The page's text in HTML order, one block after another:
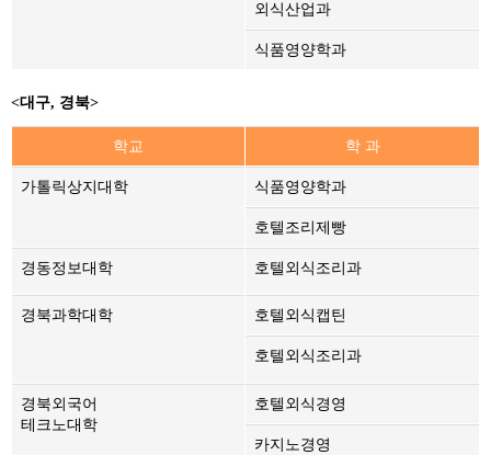
외식산업과
식품영양학과
<대구, 경북>
학교 학 과
가톨릭상지대학 식품영양학과
호텔조리제빵
경동정보대학 호텔외식조리과
경북과학대학 호텔외식캡틴
호텔외식조리과
경북외국어
테크노대학
호텔외식경영
카지노경영